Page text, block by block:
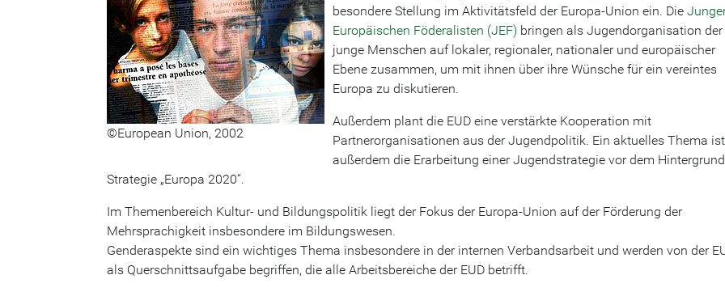
©European Union, 2002
besondere Stellung im Aktivitätsfeld der Europa-Union ein. Die
Europäischen Föderalisten (JEF) bringen als Jugendorganisation der
junge Menschen auf lokaler, regionaler, nationaler und europäischer
Ebene zusammen, um mit ihnen über ihre Wünsche für ein vereintes
Europa zu diskutieren.
Außerdem plant die EUD eine verstärkte Kooperation mit
Partnerorganisationen aus der Jugendpolitik. Ein aktuelles Thema ist
außerdem die Erarbeitung einer Jugendstrategie vor dem
Strategie „Europa 2020“.
Im Themenbereich Kultur- und Bildungspolitik liegt der Fokus der Europa-Union auf der Förderung der
Mehrsprachigkeit insbesondere im Bildungswesen.
Genderaspekte sind ein wichtiges Thema insbesondere in der internen Verbandsarbeit und werden von der
als Querschnittsaufgabe begriffen, die alle Arbeitsbereiche der EUD betrifft.